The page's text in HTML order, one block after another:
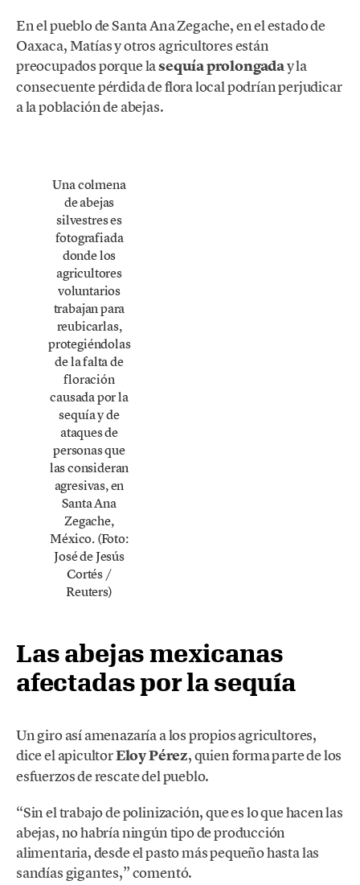
En el pueblo de Santa Ana Zegache, en el estado de
Oaxaca, Matías y otros agricultores están
preocupados porque lasequía prolongaday la
consecuente pérdida de flora local podrían perjudicar
a la población de abejas.
Una colmena
de abejas
silvestres es
fotografiada
donde los
agricultores
voluntarios
trabajan para
reubicarlas,
protegiéndolas
de la falta de
floración
causada por la
sequía y de
ataques de
personas que
las consideran
agresivas, en
Santa Ana
Zegache,
México. (Foto:
José de Jesús
Cortés /
Reuters)
Las abejas mexicanas
afectadas por la sequía
Un giro así amenazaría a los propios agricultores,
dice el apicultorEloy Pérez, quien forma parte de los
esfuerzos de rescate del pueblo.
“Sin el trabajo de polinización, que es lo que hacen las
abejas, no habría ningún tipo de producción
alimentaria, desde el pasto más pequeño hasta las
sandías gigantes,” comentó.